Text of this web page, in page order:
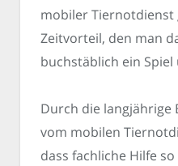
mobiler Tiernotdienst
Zeitvorteil, den man
buchstäblich ein
Durch die langjährige
vom mobilen
dass fachliche Hilfe